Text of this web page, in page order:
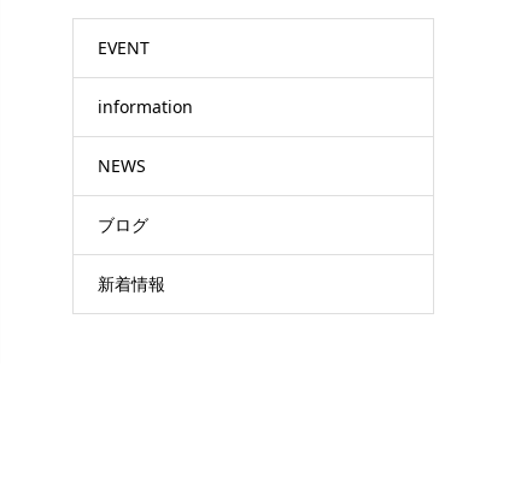
EVENT
information
NEWS
ブログ
新着情報